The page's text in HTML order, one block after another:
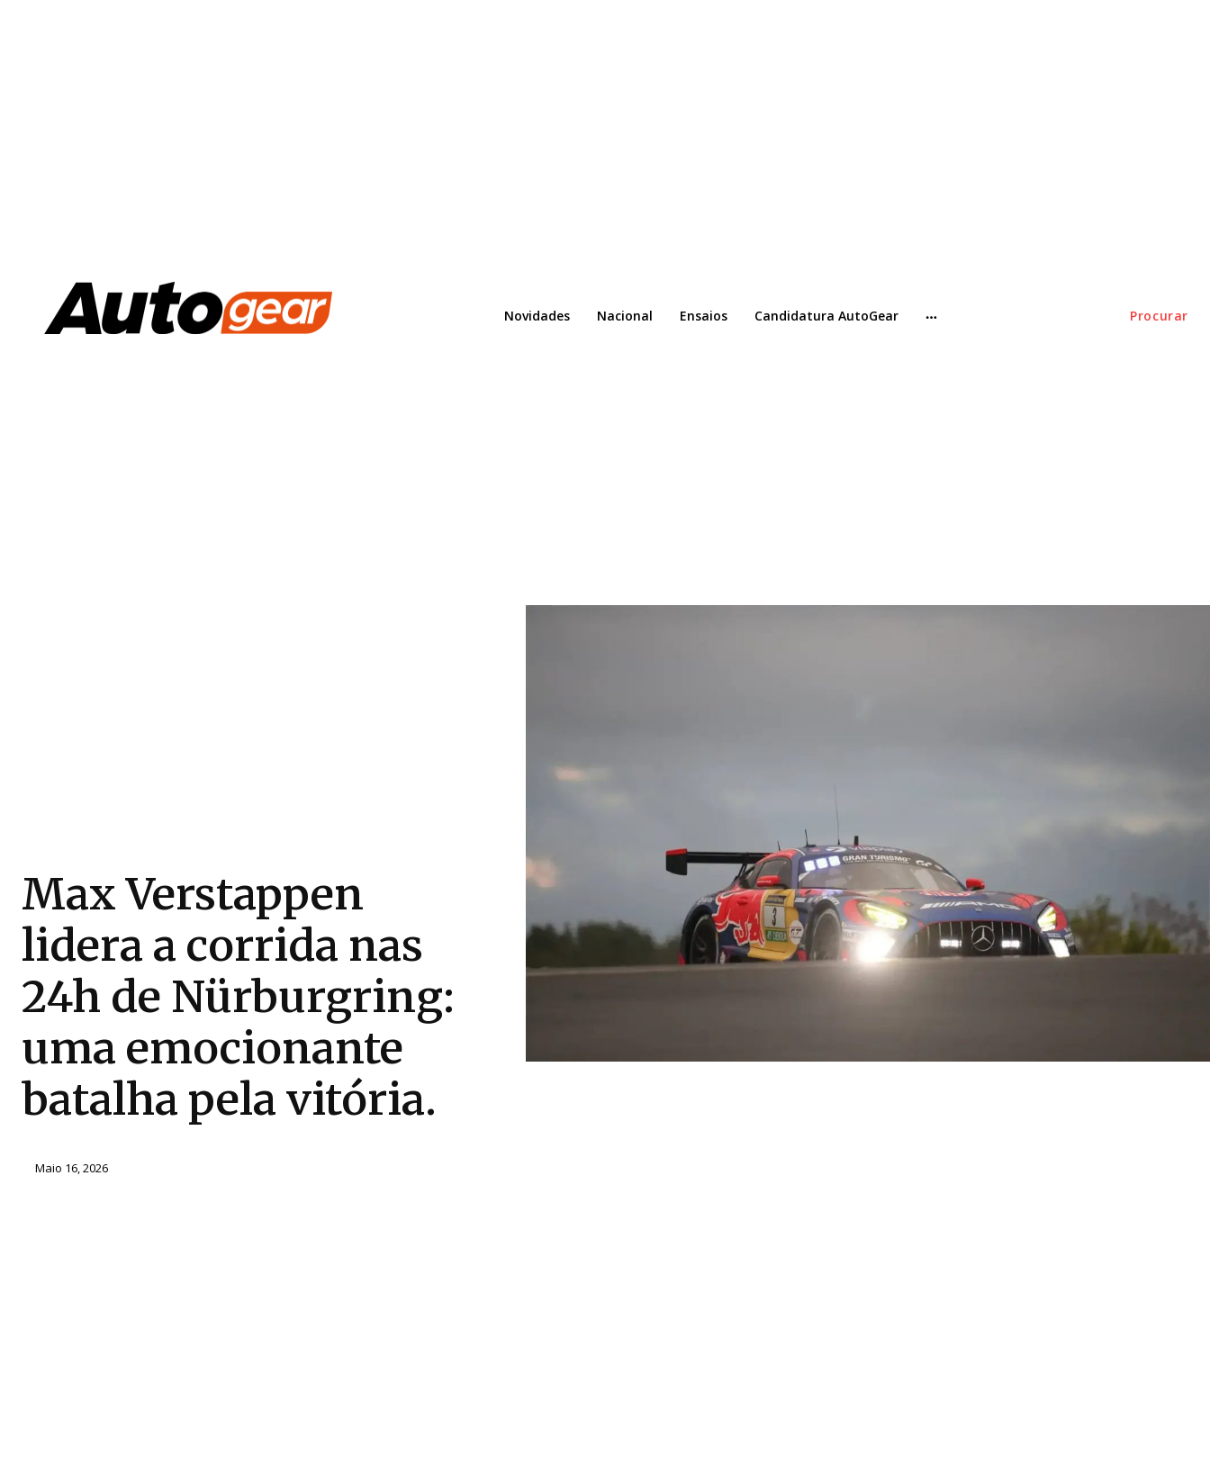
Procurar
Novidades Nacional Ensaios Candidatura AutoGear
Max Verstappen
lidera a corrida nas
24h de Nürburgring:
uma emocionante
batalha pela vitória.
Maio 16, 2026